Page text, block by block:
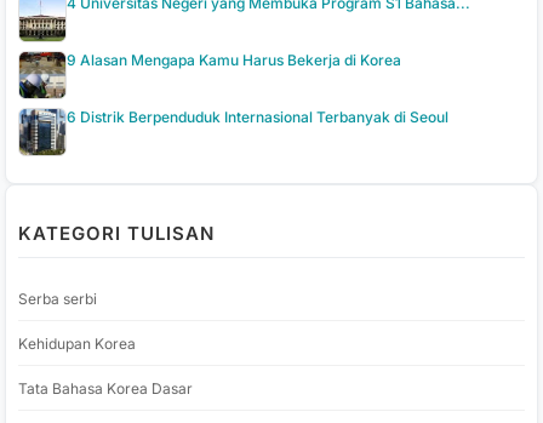
9 Alasan Mengapa Kamu Harus Bekerja di Korea
6 Distrik Berpenduduk Internasional Terbanyak di Seoul
KATEGORI TULISAN
Serba serbi
Kehidupan Korea
Tata Bahasa Korea Dasar